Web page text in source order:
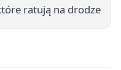
ratują na drodze